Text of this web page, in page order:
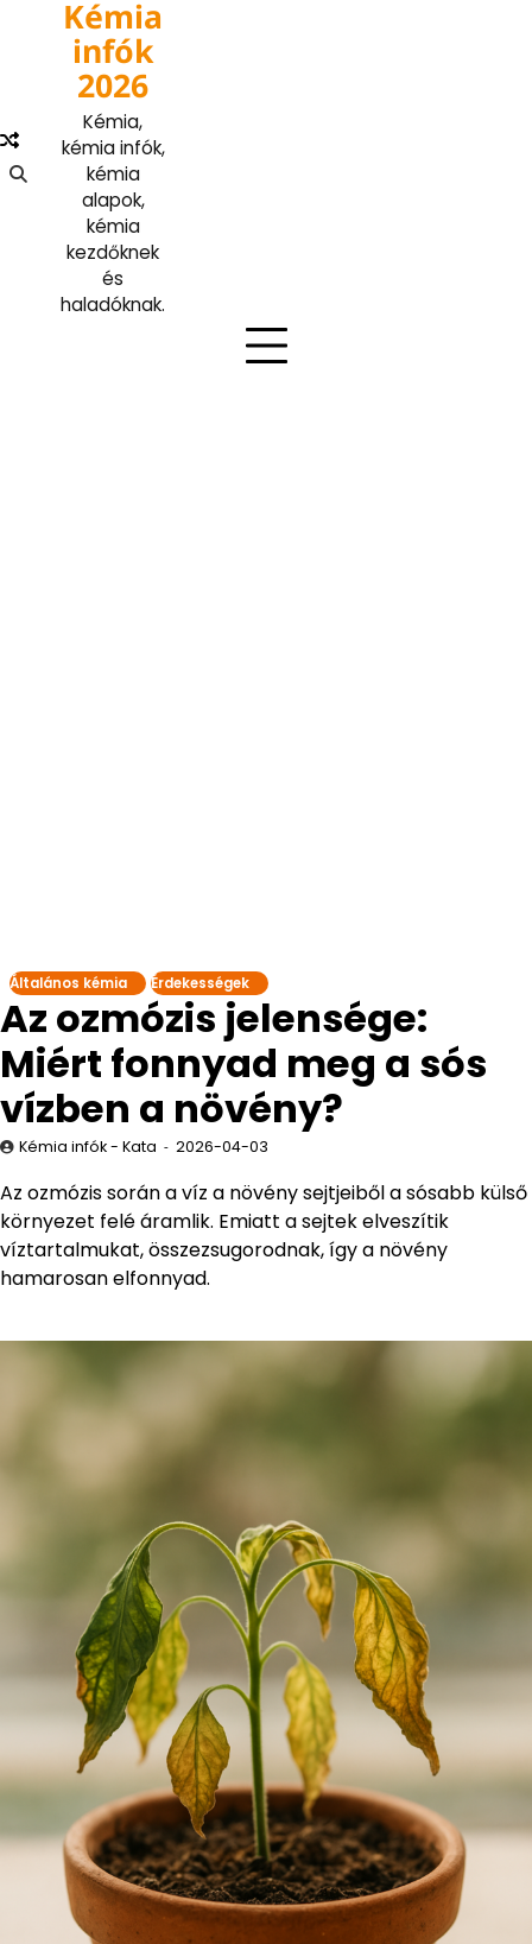
Kémia
infók
2026
Kémia,
kémia infók,
kémia
alapok,
kémia
kezdőknek
és
haladóknak.
Általános kémia Érdekességek
Az ozmózis jelensége:
Miért fonnyad meg a sós
vízben a növény?
Kémia infók - Kata 2026-04-03
Az ozmózis során a víz a növény sejtjeiből a sósabb külső
környezet felé áramlik. Emiatt a sejtek elveszítik
víztartalmukat, összezsugorodnak, így a növény
hamarosan elfonnyad.